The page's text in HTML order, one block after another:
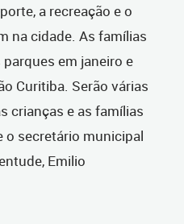
a recreação e o
na cidade. As famílias
em janeiro e
Curitiba. Serão várias
crianças e as famílias
o secretário municipal
Emilio